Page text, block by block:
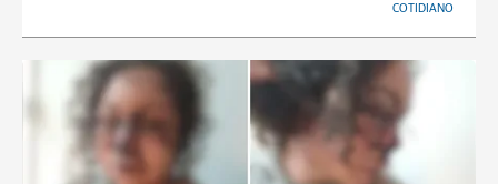
COTIDIANO